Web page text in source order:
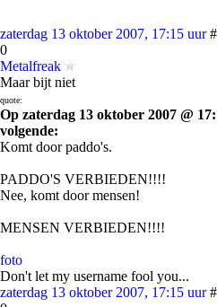
zaterdag 13 oktober 2007, 17:15 uur
0
Metalfreak
Maar bijt niet
quote:
Op zaterdag 13 oktober 2007 @
volgende:
Komt door paddo's.
PADDO'S VERBIEDEN!!!!
Nee, komt door mensen!
MENSEN VERBIEDEN!!!!
foto
Don't let my username fool you...
zaterdag 13 oktober 2007, 17:15 uur